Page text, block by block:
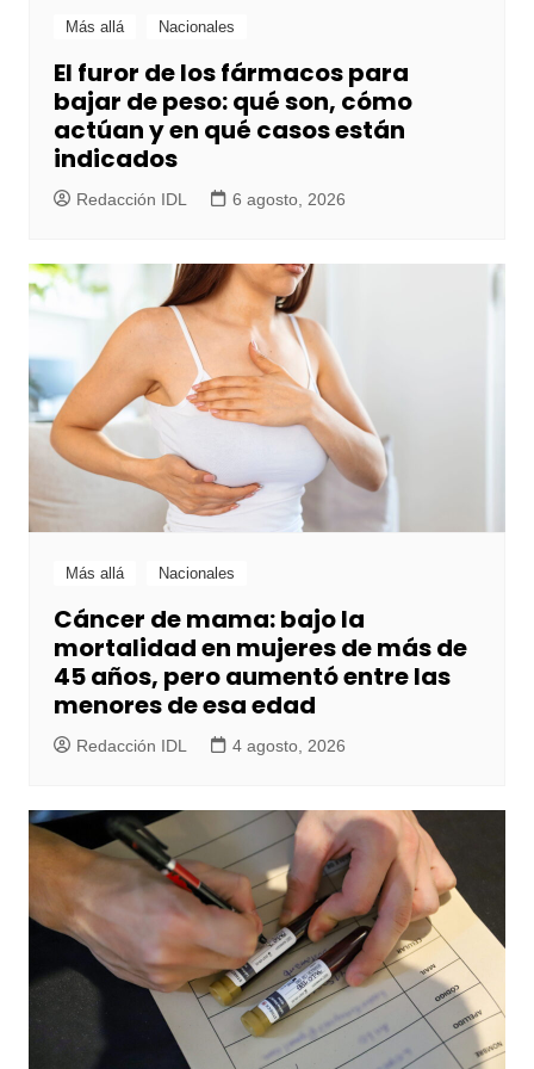
Más allá Nacionales
El furor de los fármacos para
bajar de peso: qué son, cómo
actúan y en qué casos están
indicados
Redacción IDL 6 agosto, 2026
Más allá Nacionales
Cáncer de mama: bajo la
mortalidad en mujeres de más de
45 años, pero aumentó entre las
menores de esa edad
Redacción IDL 4 agosto, 2026